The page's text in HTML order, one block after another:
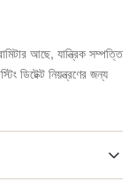
আছে, যান্ত্রিক সম্পত্তি
ডিটেক্ট নিয়ন্ত্রণের জন্য